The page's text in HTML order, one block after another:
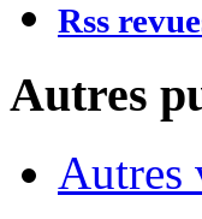
Rss
Autres
Autres